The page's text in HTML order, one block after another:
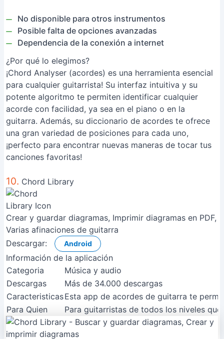
No disponible para otros instrumentos
Posible falta de opciones avanzadas
Dependencia de la conexión a internet
¿Por qué lo elegimos?
¡Chord Analyser (acordes) es una herramienta esencial
para cualquier guitarrista! Su interfaz intuitiva y su
potente algoritmo te permiten identificar cualquier
acorde con facilidad, ya sea en el piano o en la
guitarra. Además, su diccionario de acordes te ofrece
una gran variedad de posiciones para cada uno,
¡perfecto para encontrar nuevas maneras de tocar tus
canciones favoritas!
10. Chord Library
Crear y guardar diagramas, Imprimir diagramas en PDF,
Varias afinaciones de guitarra
Descargar:
Android
Información de la aplicación
Categoria
Música y audio
Descargas
Más de 34.000 descargas
CaracteristicasEsta app de acordes de guitarra te
Para Quien
Para guitarristas de todos los niveles